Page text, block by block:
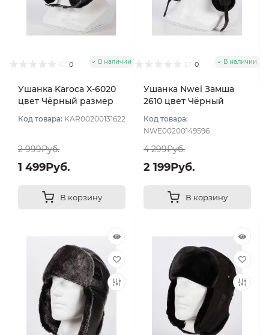
0 В наличии
Ушанка Karoca X-6020
цвет Чёрный размер
Код товара: KAR00200131622
2 999Руб.
1 499Руб.
В корзину
0 В наличии
Ушанка Nwei Замша
2610 цвет Чёрный
Код товара:
NWE00200149596
4 299Руб.
2 199Руб.
В корзину